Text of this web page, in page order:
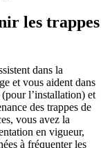
les trappes
dans la
et vous aident dans
l’installation) et
des trappes de
vous avez la
en vigueur,
à fréquenter les